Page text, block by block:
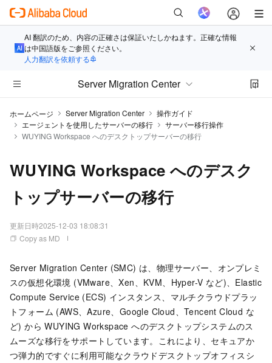
AI 翻訳のため、内容の正確さは保証いたしかねます。正確な情報
は中国語版をご参照ください。
人力翻訳を依頼する
Server Migration Center
ホームページ Server Migration Center
操作ガイド
エージェントを使用したサーバーの移行
サーバー移行操作
WUYING Workspace へのデスクトップサーバーの移行
WUYING Workspace へのデスク
トップサーバーの移行
更新日時2025-12-03 18:08:31
Copy as MD
Server Migration Center (SMC) は、物理サーバー、オンプレミ
スの仮想化環境 (VMware、Xen、KVM、Hyper-V など)、Elastic
Compute Service (ECS) インスタンス、マルチクラウドプラッ
トフォーム (AWS、Azure、Google Cloud、Tencent Cloud な
ど) から WUYING Workspace へのデスクトップシステムのス
ムーズな移行をサポートしています。これにより、セキュアか
つ弾力的ですぐに利用可能なクラウドデスクトップオフィスシ